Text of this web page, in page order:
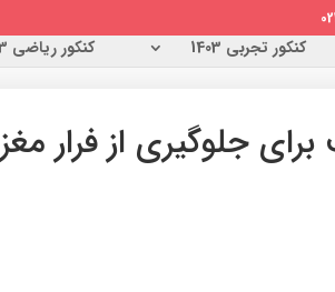
کنکور تجربی 1403 کنکور ریاضی 1403
جلوگیری از فرار